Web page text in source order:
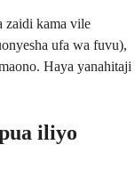
zaidi kama vile
ufa wa fuvu),
Haya yanahitaji
iliyo